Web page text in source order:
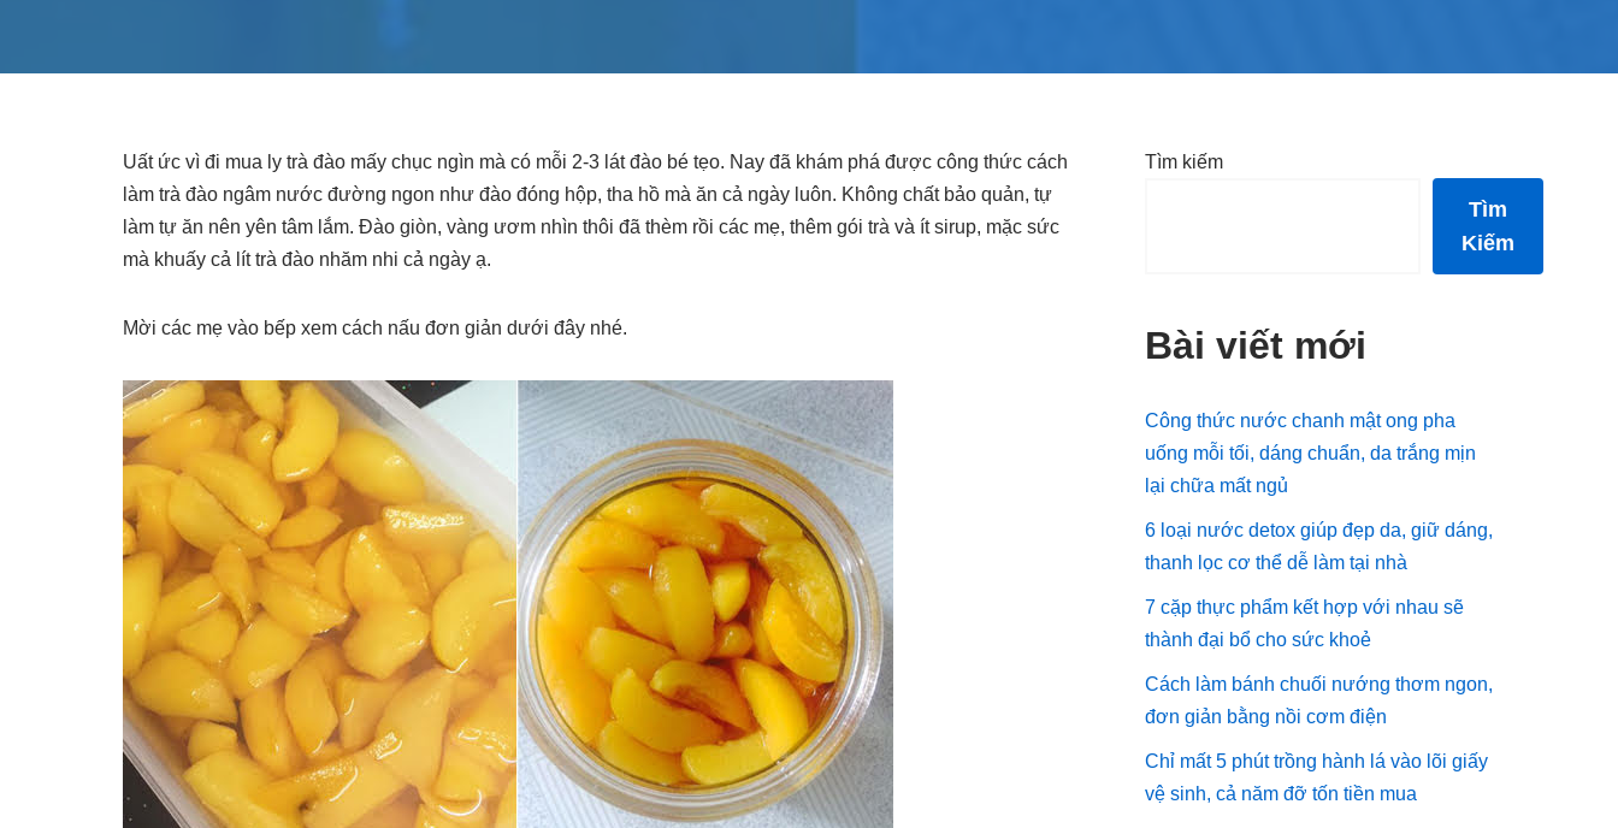
Uất ức vì đi mua ly trà đào mấy chục ngìn mà có mỗi 2-3 lát đào bé tẹo. Nay đã khám phá được công thức cách
làm trà đào ngâm nước đường ngon như đào đóng hộp, tha hồ mà ăn cả ngày luôn. Không chất bảo quản, tự
làm tự ăn nên yên tâm lắm. Đào giòn, vàng ươm nhìn thôi đã thèm rồi các mẹ, thêm gói trà và ít sirup, mặc sức
mà khuấy cả lít trà đào nhăm nhi cả ngày ạ.
Mời các mẹ vào bếp xem cách nấu đơn giản dưới đây nhé.
Tìm kiếm
Tìm
Kiếm
Bài viết mới
Công thức nước chanh mật ong pha
uống mỗi tối, dáng chuẩn, da trắng mịn
lại chữa mất ngủ
6 loại nước detox giúp đẹp da, giữ dáng,
thanh lọc cơ thể dễ làm tại nhà
7 cặp thực phẩm kết hợp với nhau sẽ
thành đại bổ cho sức khoẻ
Cách làm bánh chuối nướng thơm ngon,
đơn giản bằng nồi cơm điện
Chỉ mất 5 phút trồng hành lá vào lõi giấy
vệ sinh, cả năm đỡ tốn tiền mua